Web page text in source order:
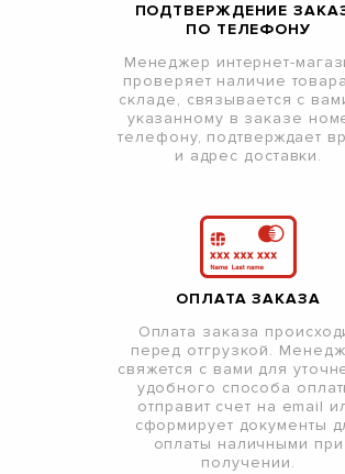
ПОДТВЕРЖДЕНИЕ
ПО ТЕЛЕФОНУ
Менеджер интернет-
проверяет наличие
складе, связывается с
указанному в заказе
телефону, подтверждает
и адрес доставки.
ОПЛАТА ЗАКАЗА
Оплата заказа
перед отгрузкой.
свяжется с вами для
удобного способа
отправит счет на email
сформирует документы
оплаты наличными при
получении.